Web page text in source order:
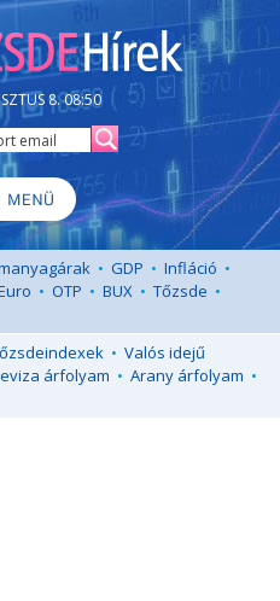
8. 08:50
• GDP • Infláció •
• OTP • BUX • Tőzsde •
• Valós idejű
árfolyam • Arany árfolyam •